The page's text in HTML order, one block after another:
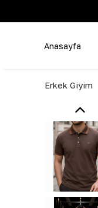
Anasayfa
Erkek Giyim